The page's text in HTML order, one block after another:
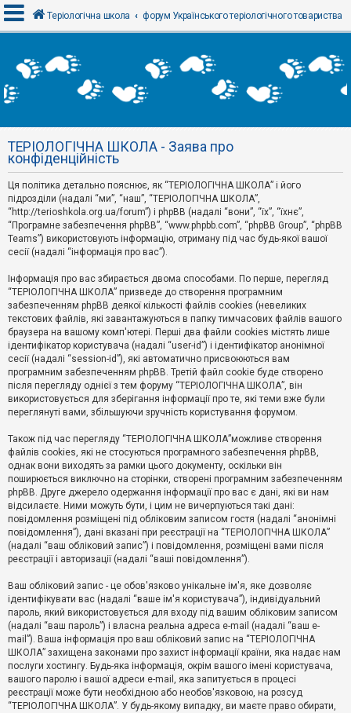
х
і
Р
е
с
т
р
а
ц
і
я
Т
е
м
и
б
е
з
в
і
д
о
і
д
е
й
А
т
и
в
е
м
и
П
о
ш
у
Теріологічна школа форум Українського теріологічного товариства
ТЕРІОЛОГІЧНА ШКОЛА - Заява про
конфіденційність
Ця політика детально пояснює, як “ТЕРІОЛОГІЧНА ШКОЛА” і його
підрозділи (надалі “ми”, “наш”, “ТЕРІОЛОГІЧНА ШКОЛА”,
“http://terioshkola.org.ua/forum”) і phpBB (надалі “вони”, “їх”, “їхнє”,
“Програмне забезпечення phpBB”, “www.phpbb.com”, “phpBB Group”, “phpBB
Teams”) використовують інформацію, отриману під час будь-якої вашої
сесії (надалі “інформація про вас”).
Інформація про вас збирається двома способами. По перше, перегляд
“ТЕРІОЛОГІЧНА ШКОЛА” призведе до створення програмним
забезпеченням phpBB деякої кількості файлів cookies (невеликих
текстових файлів, які завантажуються в папку тимчасових файлів вашого
браузера на вашому комп'ютері. Перші два файли cookies містять лише
ідентифікатор користувача (надалі “user-id”) і ідентифікатор анонімної
сесії (надалі “session-id”), які автоматично присвоюються вам
програмним забезпеченням phpBB. Третій файл cookie буде створено
після перегляду однієї з тем форуму “ТЕРІОЛОГІЧНА ШКОЛА”, він
використовується для зберігання інформації про те, які теми вже були
переглянуті вами, збільшуючи зручність користування форумом.
Також під час перегляду “ТЕРІОЛОГІЧНА ШКОЛА”можливе створення
файлів cookies, які не стосуються програмного забезпечення phpBB,
однак вони виходять за рамки цього документу, оскільки він
поширюється виключно на сторінки, створені програмним забезпеченням
phpBB. Друге джерело одержання інформації про вас є дані, які ви нам
відсилаєте. Ними можуть бути, і цим не вичерпуються такі дані:
повідомлення розміщені під обліковим записом гостя (надалі “анонімні
повідомлення”), дані вказані при реєстрації на “ТЕРІОЛОГІЧНА ШКОЛА”
(надалі “ваш обліковий запис”) і повідомлення, розміщені вами після
реєстрації і авторизації (надалі “ваші повідомлення”).
Ваш обліковий запис - це обов'язково унікальне ім'я, яке дозволяє
ідентифікувати вас (надалі “ваше ім'я користувача”), індивідуальний
пароль, який використовується для входу під вашим обліковим записом
(надалі “ваш пароль”) і власна реальна адреса e-mail (надалі “ваш e-
mail”). Ваша інформація про ваш обліковий запис на “ТЕРІОЛОГІЧНА
ШКОЛА” захищена законами про захист інформації країни, яка надає нам
послуги хостингу. Будь-яка інформація, окрім вашого імені користувача,
вашого паролю і вашої адреси e-mail, яка запитується в процесі
реєстрації може бути необхідною або необов'язковою, на розсуд
“ТЕРІОЛОГІЧНА ШКОЛА”. У будь-якому випадку, ви маєте право обирати,